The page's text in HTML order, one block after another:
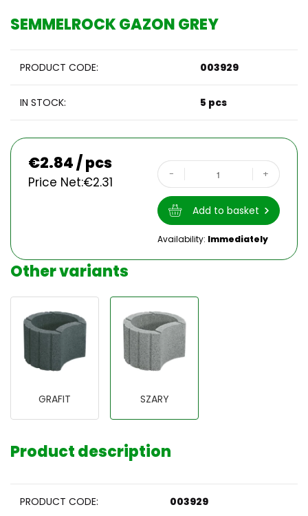
SEMMELROCK GAZON GREY
PRODUCT CODE: 003929
IN STOCK: 5 pcs
Price Net:€2.31
€2.84 / pcs
+
-
Add to basket
Availability: Immediately
Other variants
GRAFIT SZARY
Product description
PRODUCT CODE: 003929